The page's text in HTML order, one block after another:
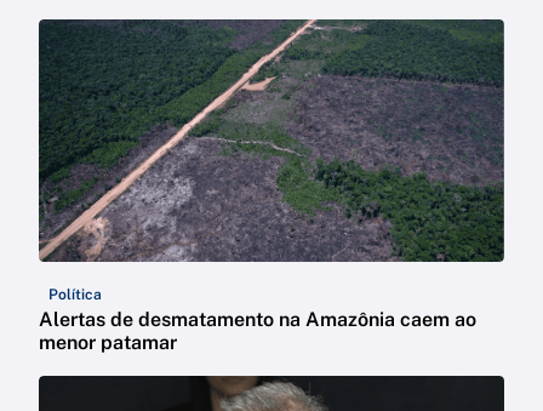
Política
Alertas de desmatamento na Amazônia caem ao
menor patamar